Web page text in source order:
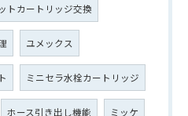
トカートリッジ交換
ユメックス
ミニセラ水栓カートリッジ
ホース引き出し機能 ミッケ